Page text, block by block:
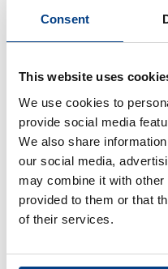
Consent
This website uses
We use cookies to
provide social media
We also share
our social media,
may combine it with other
provided to them or that
of their services.
Optimisation du
Conduit
réaction